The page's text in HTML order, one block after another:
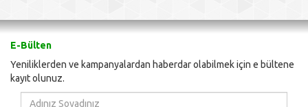
E-Bülten
Yeniliklerden ve kampanyalardan haberdar olabilmek için e bültene
kayıt olunuz.
Adınız